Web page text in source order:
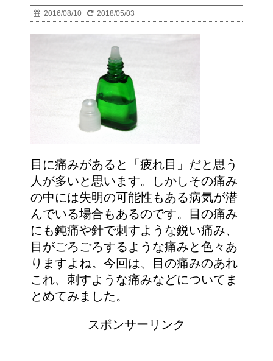
2016/08/10 2018/05/03
目に痛みがあると「疲れ目」だと思う
人が多いと思います。しかしその痛み
の中には失明の可能性もある病気が潜
んでいる場合もあるのです。目の痛み
にも鈍痛や針で刺すような鋭い痛み、
目がごろごろするような痛みと色々あ
りますよね。今回は、目の痛みのあれ
これ、刺すような痛みなどについてま
とめてみました。
スポンサーリンク